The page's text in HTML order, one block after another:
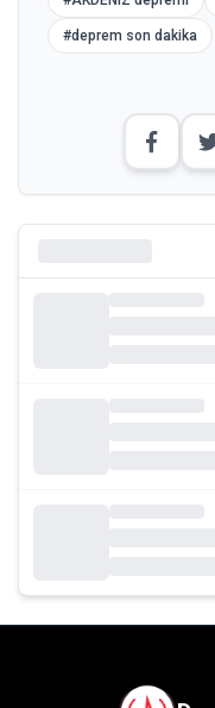
#deprem son dakika